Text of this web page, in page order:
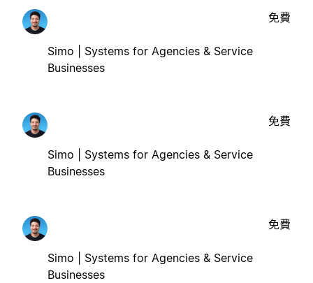
Simo | Systems for Agencies & Service
Businesses
免費
Simo | Systems for Agencies & Service
Businesses
免費
Simo | Systems for Agencies & Service
Businesses
免費